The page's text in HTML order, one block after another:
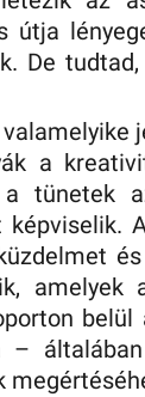
útja
De
a
tünetek
képviselik.
belül